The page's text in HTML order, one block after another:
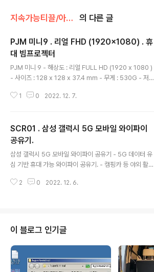
지속가능티끌/아이템 의 다른 글
PJM 미니9 . 리얼 FHD (1920x1080) . 휴
대 빔프로젝터
PJM 미니 9 - 해상도 : 리얼 FULL HD (1920 x 1080 )
- 사이즈 : 128 x 128 x 37.4 mm - 무게 : 530G - 저소
개. - 내장 배터리 : 10,500mAh, 연속 3시간. - 거리별 화
3만시간. - 운영체제 : 안드로이드9 . - WIFI : 2.4GHz IE
EE 802.11.b/g/n - 블루투스 : 버전 5.0. - HDMI : HDM
I v1.4b , 입력최대해상도 3840x2160 @ 60Hz - 외부
저장기기 지원 : 플레시메모리 ..
1 0 2022. 12. 7.
SCR01 . 삼성 갤럭시 5G 모바일 와이파이
공유기.
삼성 갤럭시 5G 모바일 와이파이 공유기 - 5G 데이터 유
심 기반 휴대 가능 와이파이 공유기. - 캠핑카 등 야외 활동
10개. 판매처. 가격 : 194,680원. SIM 프리 Galaxy 5G
36
2 0 2022. 12. 6.
이 블로그 인기글